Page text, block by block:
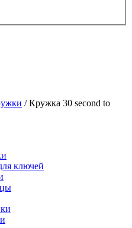
/Кружка 30 second to
ключей